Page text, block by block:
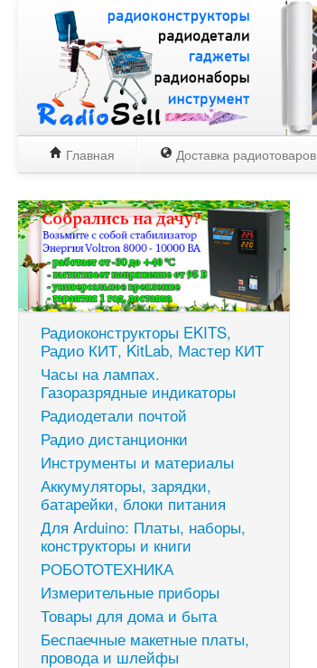
Главная Доставка радиотоваров
Радиоконструкторы EKITS,
Радио КИТ, KitLab, Мастер КИТ
Часы на лампах.
Газоразрядные индикаторы
Радиодетали почтой
Радио дистанционки
Инструменты и материалы
Аккумуляторы, зарядки,
батарейки, блоки питания
Для Arduino: Платы, наборы,
конструкторы и книги
РОБОТОТЕХНИКА
Измерительные приборы
Товары для дома и быта
Беспаечные макетные платы,
провода и шлейфы